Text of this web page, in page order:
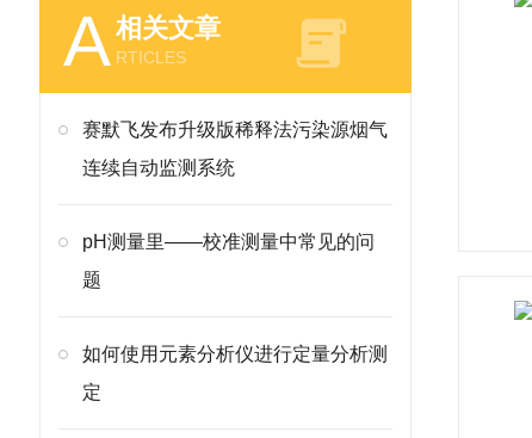
A相关文章
RTICLES
赛默飞发布升级版稀释法污染源烟气
连续自动监测系统
pH测量里——校准测量中常见的问
题
如何使用元素分析仪进行定量分析测
定